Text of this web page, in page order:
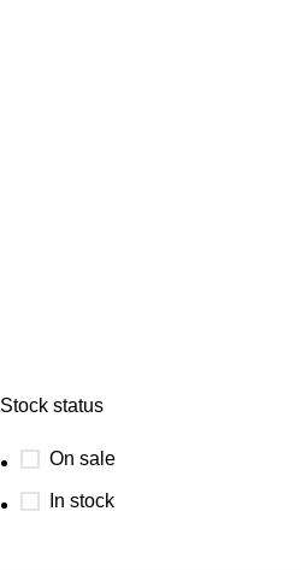
Stock status
On sale
In stock